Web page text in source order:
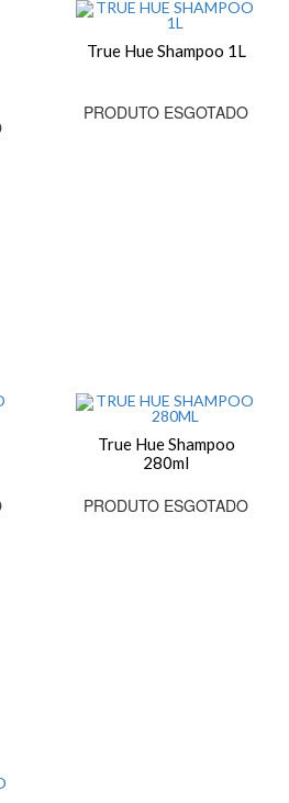
True Hue Shampoo 1L
PRODUTO ESGOTADO
True Hue Shampoo
280ml
PRODUTO ESGOTADO